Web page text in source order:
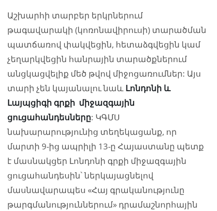
Աշխարհի տարբեր երկրներում
թագավարակի (կոռոնավիրուսի) տարածման
պատճառով փակվեցին, հետաձգվեցին կամ
չեղարկվեցին հանրային տարածքներում
անցկացվելիք մեծ թվով միջոցառումներ: Այս
տարի չեն կայանալու նաև Լոնդոնի և
Լայպցիգի գրքի միջազգային
ցուցահանդեսները: ԿԳՄՍ
նախարարությունից տեղեկացանք, որ
մարտի 9-ից ապրիլի 13-ը Հայաստանը պետք
է մասնակցեր Լոնդոնի գրքի միջազգային
ցուցահանդեսին՝ ներկայացնելով
մասնավարապես «Հայ գրականությունը
թարգմանություններում» դրամաշնորհային